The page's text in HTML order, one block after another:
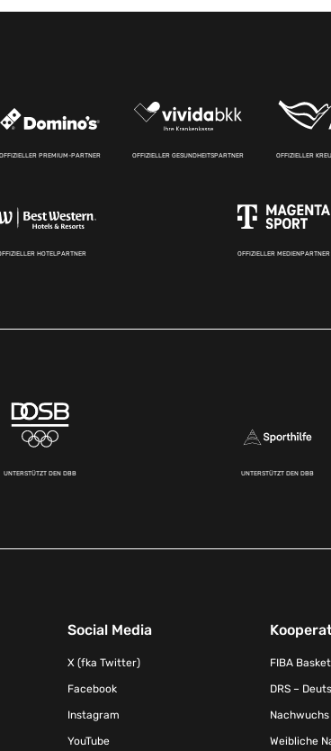
OFFIZIELLER PREMIUM-PARTNER OFFIZIELLER GESUNDHEITSPARTNER OFFIZIELLER
HOTELPARTNER OFFIZIELLER MEDIENPARTNER
UNTERSTÜTZT DEN DBB UNTERSTÜTZT DEN DBB
Social Media
X (fka Twitter)
Facebook
Instagram
YouTube
FIBA
DRS –
Weibliche